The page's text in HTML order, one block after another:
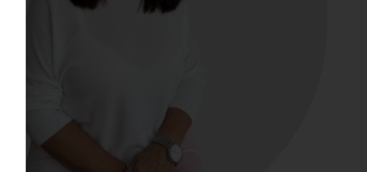
werden kann. Die erste Service-Gruppe ist